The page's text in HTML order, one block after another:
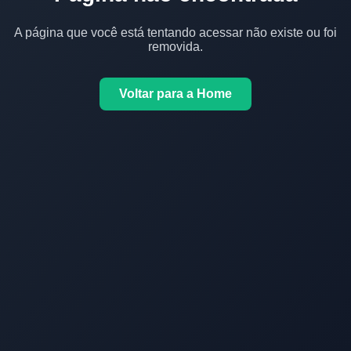
A página que você está tentando acessar não existe ou foi
removida.
Voltar para a Home